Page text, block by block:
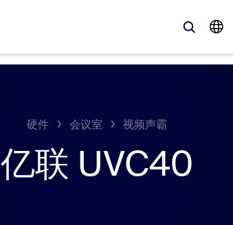
硬件 会议室 视频声霸
亿联 UVC40